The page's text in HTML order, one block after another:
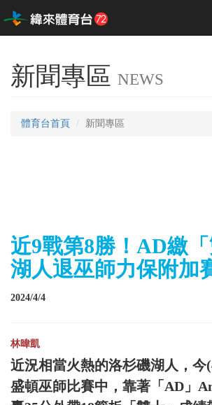
新聞專區 NEWS
體育台首頁 新聞專區
近9戰第8勝！AD繳
湖人退巫師力保附加
2024/4/4
林暐凱
近況相當火熱的洛杉磯湖人，今
盛頓巫師比賽中，靠著「AD」